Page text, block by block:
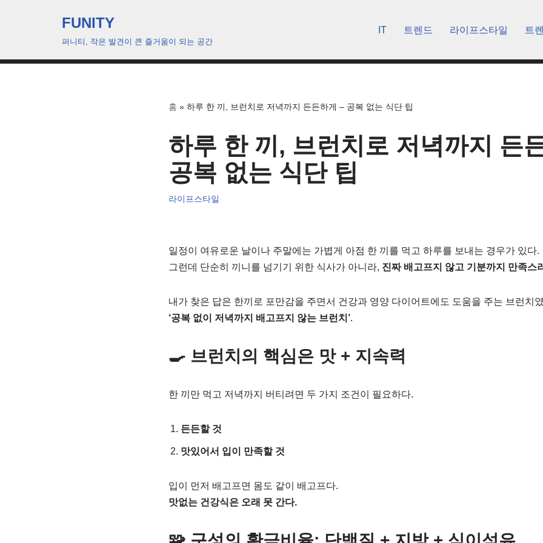
츠
FUNITY
퍼니티, 작은 발견이 큰 즐거움이 되는 공간
IT 트렌드 라이프스타일 트
홈 » 하루 한 끼, 브런치로 저녁까지 든든하게 – 공복 없는 식단 팁
하루 한 끼, 브런치로 저녁까지 든
공복 없는 식단 팁
라이프스타일
일정이 여유로운 날이나 주말에는 가볍게 아점 한 끼를 먹고 하루를 보내는 경우가 있다.
그런데 단순히 끼니를 넘기기 위한 식사가 아니라, 진짜 배고프지 않고 기분까지 만족스
내가 찾은 답은 한끼로 포만감을 주면서 건강과 영양 다이어트에도 도움을 주는 브런치
‘공복 없이 저녁까지 배고프지 않는 브런치’.
🍳 브런치의 핵심은 맛 + 지속력
한 끼만 먹고 저녁까지 버티려면 두 가지 조건이 필요하다.
든든할 것
맛있어서 입이 만족할 것
입이 먼저 배고프면 몸도 같이 배고프다.
맛없는 건강식은 오래 못 간다.